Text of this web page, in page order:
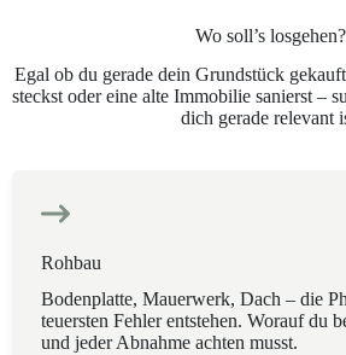
Wo soll’s losgehen?
Egal ob du gerade dein Grundstück
steckst oder eine alte Immobilie sanierst –
dich gerade relevant
Rohbau
Bodenplatte, Mauerwerk, Dach – die
teuersten Fehler entstehen. Worauf du
und jeder Abnahme achten musst.